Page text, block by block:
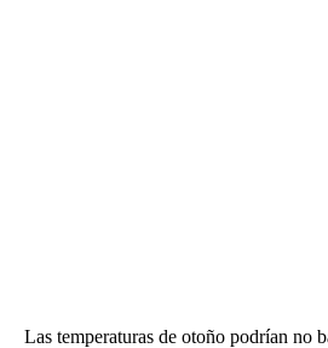
Las temperaturas de otoño podrían no